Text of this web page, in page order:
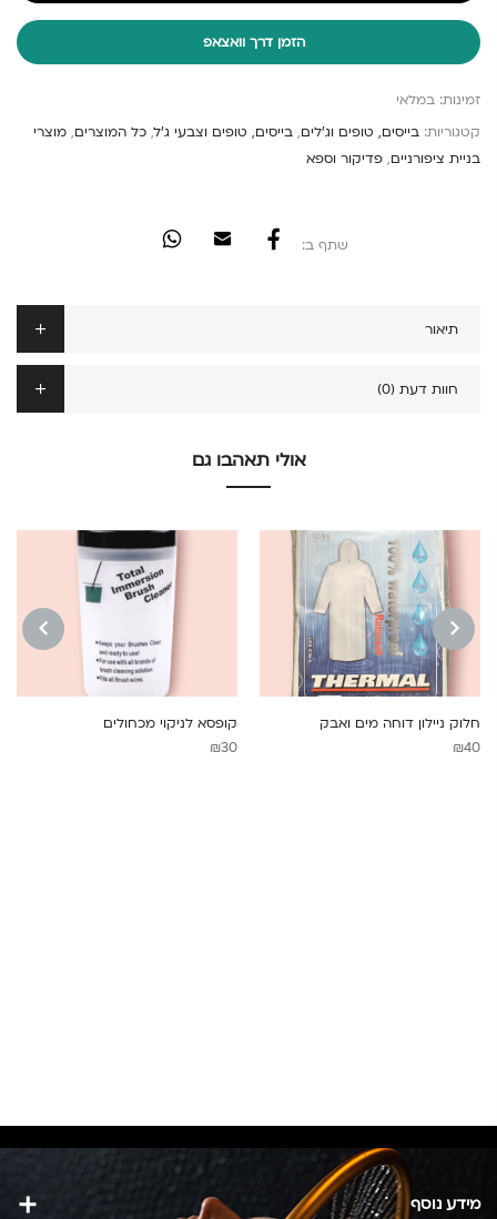
הזמן דרך וואצאפ
זמינות: במלאי
קטגוריות: בייסים, טופים וג'לים, בייסים, טופים וצבעי ג'ל, כל המוצרים, מוצרי
בניית ציפורניים, פדיקור וספא
שתף ב:
תיאור
חוות דעת (0)
אולי תאהבו גם
PREVIOUS
חלוק ניילון דוחה מים ואבק
₪40
קופסא לניקוי מכחולים
₪30
מידע נוסף